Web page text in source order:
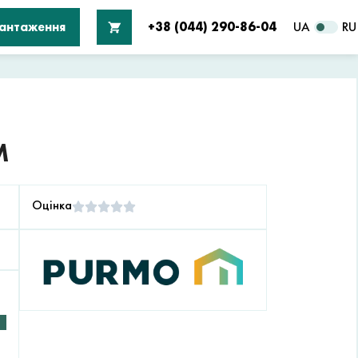
+38 (044) 290-86-04 UA RU
Оцінка